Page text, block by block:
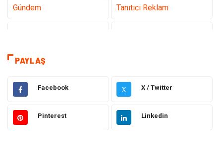
Gündem Tanıtıcı Reklam
Dekorasyon
Eğitim Hukuk
Ulaşım ve Taşımacılık Yapı İnşaat
PAYLAŞ
Facebook X X / Twitter
Pinterest Linkedin